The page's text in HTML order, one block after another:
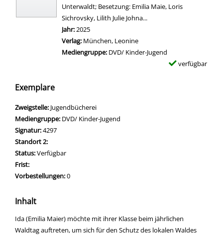
Unterwaldt; Besetzung: Emilia Maie, Loris
Sichrovsky, Lilith Julie Johna...
Jahr: 2025
Verlag: München, Leonine
Mediengruppe: DVD/ Kinder-Jugend
verfügbar
Exemplare
Zweigstelle: Jugendbücherei
Mediengruppe: DVD/ Kinder-Jugend
Signatur:4297
Standort 2:
Status:Verfügbar
Frist:
Vorbestellungen:0
Inhalt
Ida (Emilia Maier) möchte mit ihrer Klasse beim jährlichen
Waldtag auftreten, um sich für den Schutz des lokalen Waldes